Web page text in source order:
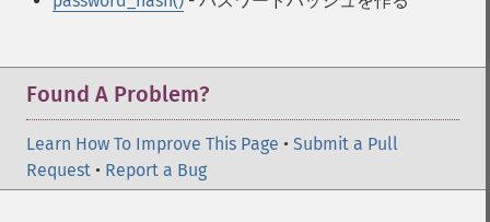
Found A Problem?
Learn How To Improve This Page • Submit a Pull
Request • Report a Bug